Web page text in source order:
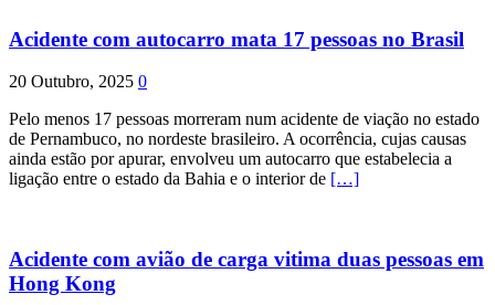
Acidente com autocarro mata 17 pessoas no Brasil
20 Outubro, 2025 0
Pelo menos 17 pessoas morreram num acidente de viação no estado
de Pernambuco, no nordeste brasileiro. A ocorrência, cujas causas
ainda estão por apurar, envolveu um autocarro que estabelecia a
ligação entre o estado da Bahia e o interior de […]
Acidente com avião de carga vitima duas pessoas em
Hong Kong